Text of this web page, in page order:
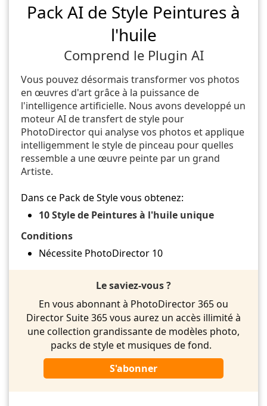
Pack AI de Style Peintures à
l'huile
Comprend le Plugin AI
Vous pouvez désormais transformer vos photos
en œuvres d'art grâce à la puissance de
l'intelligence artificielle. Nous avons developpé un
moteur AI de transfert de style pour
PhotoDirector qui analyse vos photos et applique
intelligemment le style de pinceau pour quelles
ressemble a une œuvre peinte par un grand
Artiste.
Dans ce Pack de Style vous obtenez:
10 Style de Peintures à l'huile unique
Conditions
Nécessite PhotoDirector 10
Le saviez-vous ?
En vous abonnant à PhotoDirector 365 ou
Director Suite 365 vous aurez un accès illimité à
une collection grandissante de modèles photo,
packs de style et musiques de fond.
S'abonner